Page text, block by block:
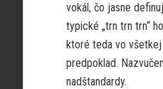
vokál, čo jasne
typické „trn trn trn“
ktoré teda vo všetkej
predpoklad.
nadštandardy.